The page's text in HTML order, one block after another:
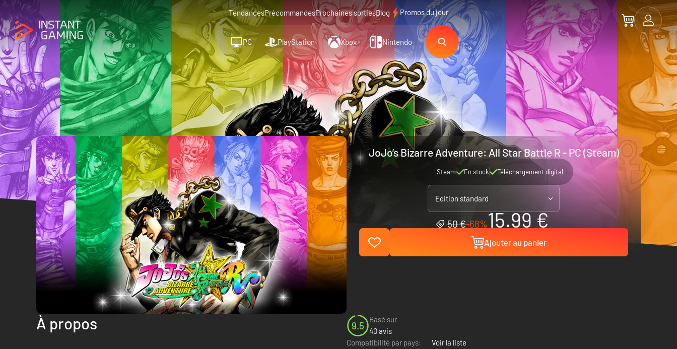
TendancesPrécommandesProchaines sortiesBlog Promos du jour
PC PlayStation Xbox Nintendo
JoJo’s Bizarre Adventure: All Star Battle R - PC (Steam)
Steam En stock Téléchargement digital
Edition standard
50 €-68%15.99 €
Ajouter au panier
À propos 9.5
Basé sur
40 avis
Compatibilité par pays:
Voir la liste